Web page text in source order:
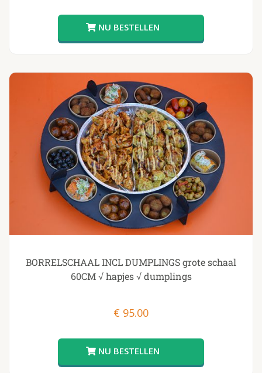
BORRELSCHAAL INCL DUMPLINGS grote schaal
60CM √ hapjes √ dumplings
€ 95.00